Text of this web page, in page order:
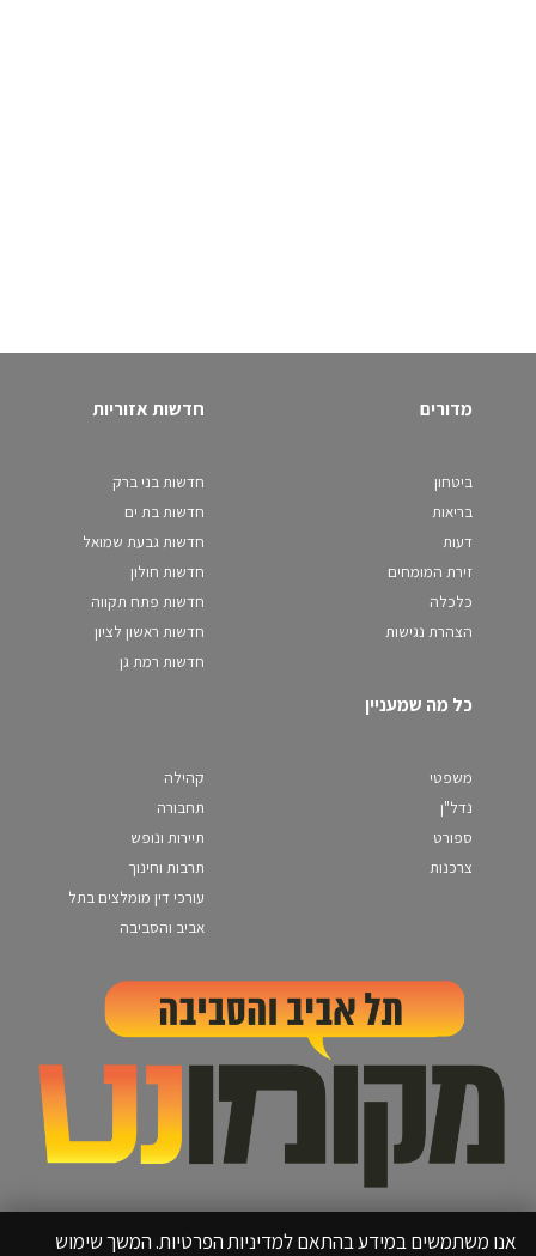
מדורים
ביטחון
בריאות
דעות
זירת המומחים
כלכלה
הצהרת נגישות
חדשות אזוריות
חדשות בני ברק
חדשות בת ים
חדשות גבעת שמואל
חדשות חולון
חדשות פתח תקווה
חדשות ראשון לציון
חדשות רמת גן
כל מה שמעניין
משפטי
נדל"ן
ספורט
צרכנות
קהילה
תחבורה
תיירות ונופש
תרבות וחינוך
עורכי דין מומלצים בתל
אביב והסביבה
אנו משתמשים במידע בהתאם למדיניות הפרטיות. המשך שימוש